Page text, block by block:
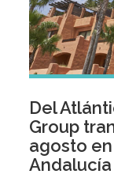
Del
Group
agosto
Andalucía